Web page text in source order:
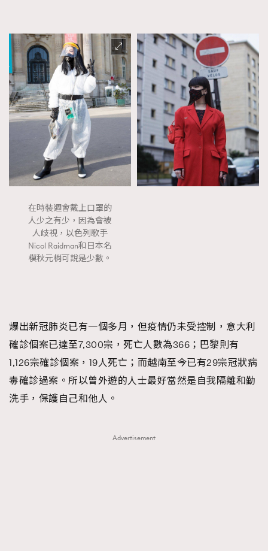
在時裝週會戴上口罩的
人少之有少，因為會被
人歧視，以色列歌手
Nicol Raidman和日本名
模秋元梢可說是少數。
爆出新冠肺炎已有一個多月，但疫情仍未受控制，意大利
確診個案已達至7,300宗，死亡人數為366；巴黎則有
1,126宗確診個案，19人死亡；而越南至今已有29宗冠狀病
毒確診過案。所以曾外遊的人士最好當然是自我隔離和勤
洗手，保護自己和他人。
Advertisement